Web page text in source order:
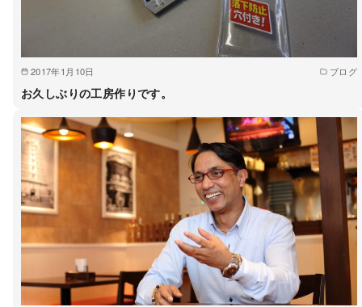
2017年1月10日 ブログ
お久しぶりの工房作りです。